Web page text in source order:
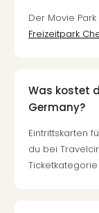
Der Movie
Freizeitpark
Was kostet
Germany?
Eintrittskarten
du bei